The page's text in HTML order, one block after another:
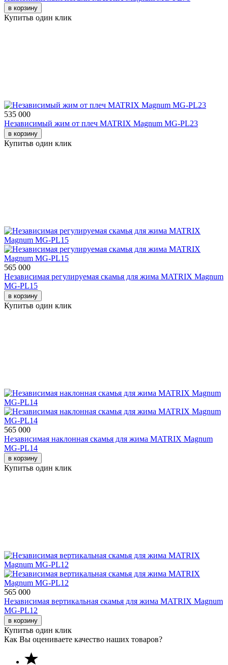
в корзину
Купитьв один клик
535 000
Независимый жим от плеч MATRIX Magnum MG-PL23
в корзину
Купитьв один клик
565 000
Независимая регулируемая скамья для жима MATRIX Magnum
MG-PL15
в корзину
Купитьв один клик
565 000
Независимая наклонная скамья для жима MATRIX Magnum
MG-PL14
в корзину
Купитьв один клик
565 000
Независимая вертикальная скамья для жима MATRIX Magnum
MG-PL12
в корзину
Купитьв один клик
Как Вы оцениваете качество наших товаров?